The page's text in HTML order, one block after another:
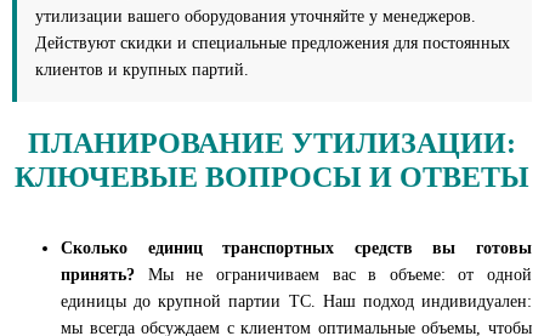
утилизации вашего оборудования уточняйте у менеджеров.
Действуют скидки и специальные предложения для постоянных
клиентов и крупных партий.
ПЛАНИРОВАНИЕ УТИЛИЗАЦИИ:
КЛЮЧЕВЫЕ ВОПРОСЫ И ОТВЕТЫ
Сколько единиц транспортных средств вы готовы
принять? Мы не ограничиваем вас в объеме: от одной
единицы до крупной партии ТС. Наш подход индивидуален:
мы всегда обсуждаем с клиентом оптимальные объемы, чтобы